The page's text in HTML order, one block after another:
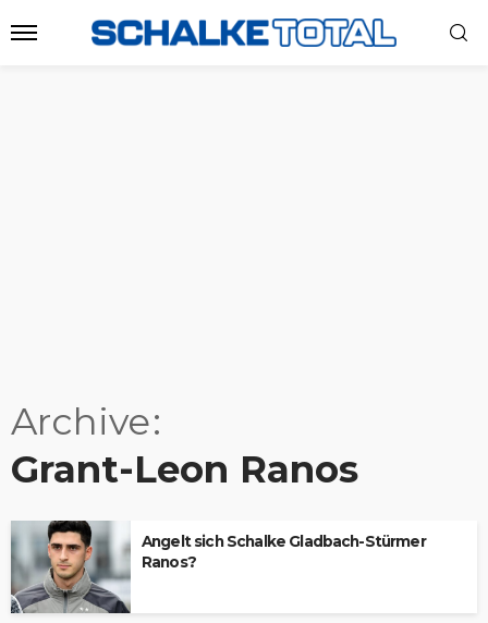
Archive
Grant-Leon Ranos
Angelt sich Schalke Gladbach-Stürmer
Ranos?